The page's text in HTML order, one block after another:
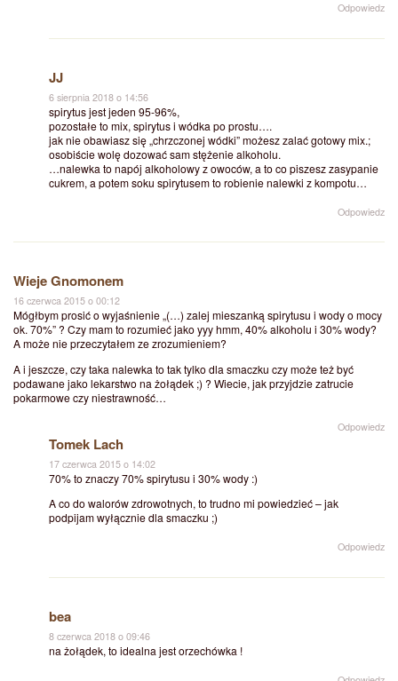
Odpowiedz
JJ
6 sierpnia 2018 o 14:56
spirytus jest jeden 95-96%,
pozostałe to mix, spirytus i wódka po prostu….
jak nie obawiasz się „chrzczonej wódki” możesz zalać gotowy mix.;
osobiście wolę dozować sam stężenie alkoholu.
…nalewka to napój alkoholowy z owoców, a to co piszesz zasypanie
cukrem, a potem soku spirytusem to robienie nalewki z kompotu…
Odpowiedz
Wieje Gnomonem
16 czerwca 2015 o 00:12
Mógłbym prosić o wyjaśnienie „(…) zalej mieszanką spirytusu i wody o mocy
ok. 70%” ? Czy mam to rozumieć jako yyy hmm, 40% alkoholu i 30% wody?
A może nie przeczytałem ze zrozumieniem?
A i jeszcze, czy taka nalewka to tak tylko dla smaczku czy może też być
podawane jako lekarstwo na żołądek ;) ? Wiecie, jak przyjdzie zatrucie
pokarmowe czy niestrawność…
Odpowiedz
Tomek Lach
17 czerwca 2015 o 14:02
70% to znaczy 70% spirytusu i 30% wody :)
A co do walorów zdrowotnych, to trudno mi powiedzieć – jak
podpijam wyłącznie dla smaczku ;)
Odpowiedz
bea
8 czerwca 2018 o 09:46
na żołądek, to idealna jest orzechówka !